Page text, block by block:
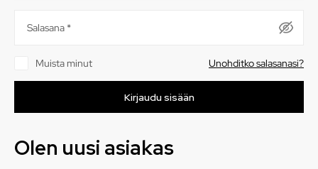
Salasana *
Muista minut Unohditko salasanasi?
Kirjaudu sisään
Olen uusi asiakas